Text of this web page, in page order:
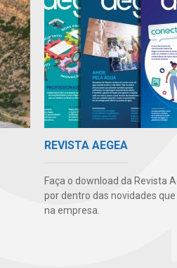
REVISTA AEGEA
Faça o download da Revista
por dentro das novidades
na empresa.